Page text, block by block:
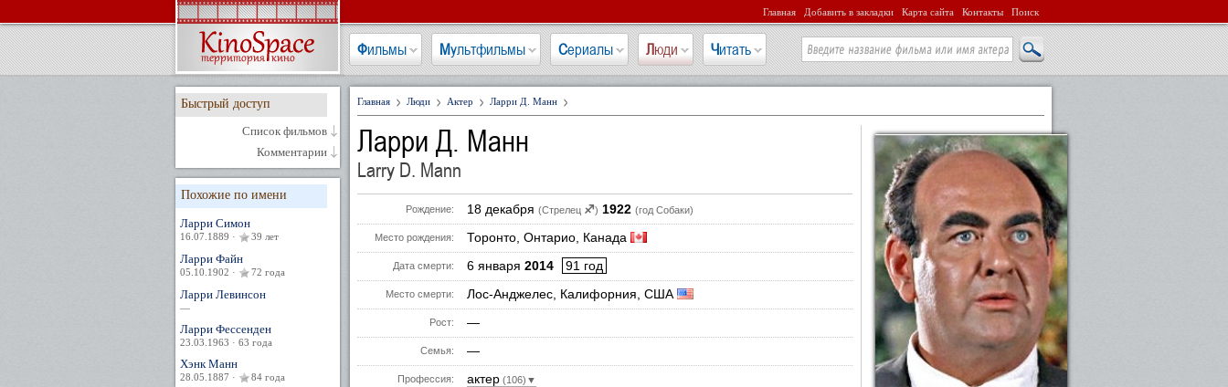
Главная Добавить в закладки Карта сайта Контакты Поиск
Фильмы Мультфильмы Сериалы Люди Читать
Быстрый доступ
Список фильмов
Комментарии
Похожие по имени
Ларри Симон
16.07.1889 · 39 лет
Ларри Файн
05.10.1902 · 72 года
Ларри Левинсон
—
Ларри Фессенден
23.03.1963 · 63 года
Хэнк Манн
28.05.1887 · 84 года
Главная Люди Актер Ларри Д. Манн
Ларри Д. Манн
Larry D. Mann
Рождение: 18 декабря (Стрелец ♐) 1922 (год Собаки)
Место рождения: Торонто, Онтарио, Канада
Дата смерти: 6 января 2014 91 год
Место смерти: Лос-Анджелес, Калифорния, США
Рост: —
Семья: —
Профессия: актер (106)▼